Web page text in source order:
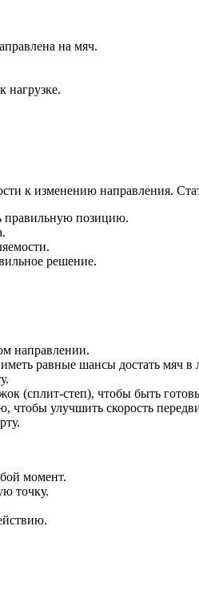
на мяч.
нагрузке.
к изменению направления.
правильную позицию.
решение.
направлении.
равные шансы достать мяч в
(сплит-степ), чтобы быть
улучшить скорость
момент.
точку.